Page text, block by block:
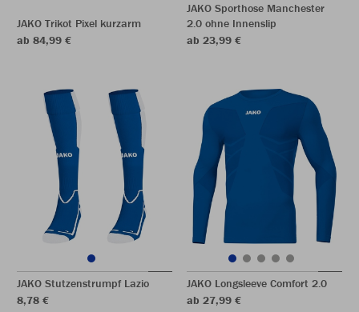
JAKO Trikot Pixel kurzarm
ab 84,99 €
JAKO Sporthose Manchester
2.0 ohne Innenslip
ab 23,99 €
JAKO Stutzenstrumpf Lazio
8,78 €
JAKO Longsleeve Comfort 2.0
ab 27,99 €